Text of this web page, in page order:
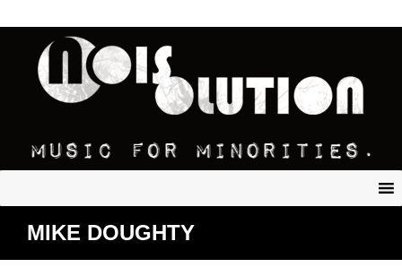
MIKE DOUGHTY